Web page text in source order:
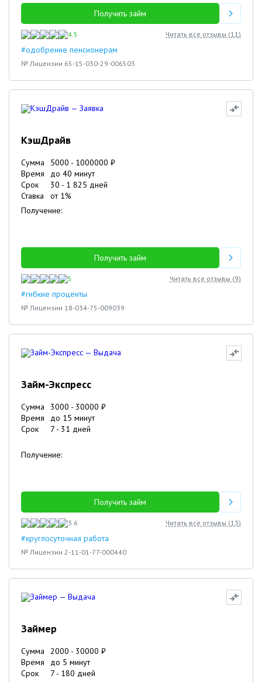
Получить займ
4.5 Читать все отзывы (11)
#одобрение пенсионерам
№ Лицензии 65-15-030-29-006503
КэшДрайв
Сумма 5000 - 1000000 ₽
Время
до 40 минут
Срок
30 - 1 825 дней
Ставка
от 1%
Получение:
Получить займ
5 Читать все отзывы (9)
#гибкие проценты
№ Лицензии 18-034-75-009039
Займ-Экспресс
Сумма 3000 - 30000 ₽
Время
до 15 минут
Срок
7 - 31 дней
Получение:
Получить займ
3.6 Читать все отзывы (13)
#круглосуточная работа
№ Лицензии 2-11-01-77-000440
Займер
Сумма 2000 - 30000 ₽
Время
до 5 минут
Срок
7 - 180 дней